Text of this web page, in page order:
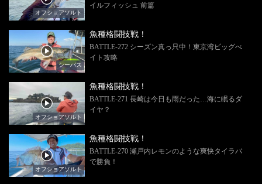
オフショアソルト
イルフィッシュ 前篇
シーバス
魚種格闘技戦！
BATTLE-272 シーズン真っ只中！東京湾ビッグべ
イト攻略
オフショアソルト
魚種格闘技戦！
BATTLE-271 長崎は今日も雨だった…海に眠るダ
イヤ？
オフショアソルト
魚種格闘技戦！
BATTLE-270 瀬戸内レモンのような爽快タイラバ
で勝負！